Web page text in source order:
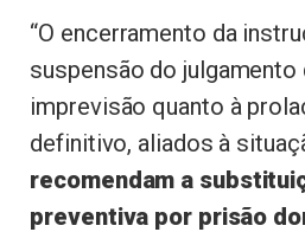
“O encerramento da
suspensão do
imprevisão quanto à
definitivo, aliados à
recomendam a
preventiva por prisão